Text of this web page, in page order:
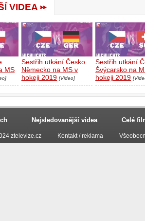
VIDEA
MS
Sestřih utkání Česko
Německo na MS v
hokeji 2019 [Video]
Sestřih utkání
Švýcarsko na
hokeji 2019
Nejsledovanější videa Celé
ztelevize.cz Kontakt / reklama